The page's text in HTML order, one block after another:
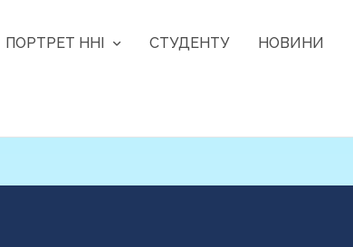
ПОРТРЕТ ННІ СТУДЕНТУ НОВИНИ